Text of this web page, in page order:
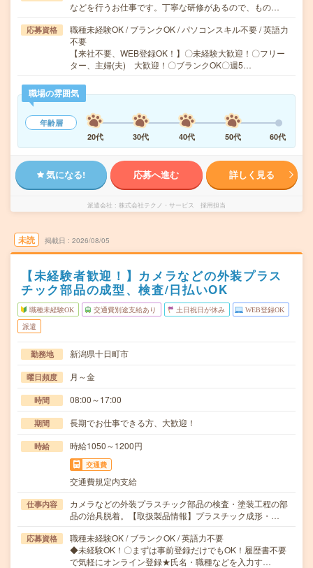
などを行うお仕事です。丁寧な研修があるので、もの…
応募資格
職種未経験OK / ブランクOK / パソコンスキル不要 / 英語力
不要
【来社不要、WEB登録OK！】〇未経験大歓迎！〇フリー
ター、主婦(夫) 大歓迎！〇ブランクOK〇週5…
職場の雰囲気
年齢層
20代
30代 40代 50代 60代
気になる! 応募へ進む 詳しく見る
派遣会社 株式会社テクノ・サービス 採用担当
未読 掲載日 2026/08/05
【未経験者歓迎！】カメラなどの外装プラス
チック部品の成型、検査/日払いOK
職種未経験OK 交通費別途支給あり 土日祝日が休み WEB登録OK
派遣
勤務地 新潟県十日町市
曜日頻度 月～金
時間 08:00～17:00
期間 長期でお仕事できる方、大歓迎！
時給 時給1050～1200円
交通費
交通費規定内支給
仕事内容
カメラなどの外装プラスチック部品の検査・塗装工程の部
品の治具脱着。【取扱製品情報】プラスチック成形・…
応募資格
職種未経験OK / ブランクOK / 英語力不要
◆未経験OK！〇まずは事前登録だけでもOK！履歴書不要
で気軽にオンライン登録★氏名・職種などを入力す…